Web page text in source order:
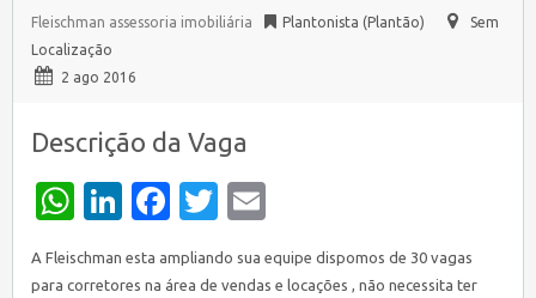
Fleischman assessoria imobiliária Plantonista (Plantão)
Sem
Localização
2 ago 2016
Descrição da Vaga
WhatsApp
LinkedIn
Facebook
Twitter
A Fleischman esta ampliando sua equipe dispomos de 30 vagas
para corretores na área de vendas e locações , não necessita ter